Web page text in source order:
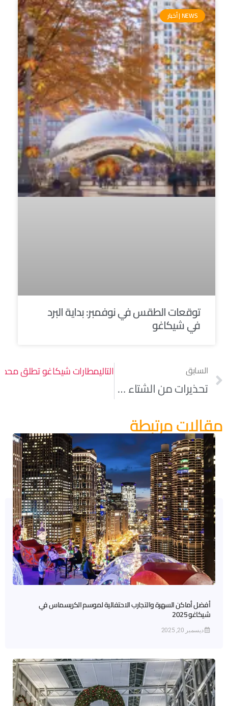
NEWS | أخبار
توقعات الطقس في نوفمبر: بداية البرد
في شيكاغو
السابق
تحذيرات من الشتاء مستمرة لمنطقة شيكاغو الكبرى Chicago بسبب تساقط كثيف للثلوج
التاليمطارات شيكاغو تطلق محطات
مقالات مرتبطة
أفضل أماكن السهرة والتجارب الاحتفالية لموسم الكريسماس في
شيكاغو 2025
ديسمبر 20, 2025